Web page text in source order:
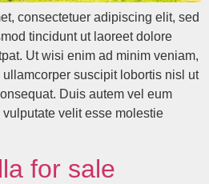
consectetuer adipiscing elit, sed
tincidunt ut laoreet dolore
Ut wisi enim ad minim veniam,
suscipit lobortis nisl ut
Duis autem vel eum
velit esse molestie
for sale